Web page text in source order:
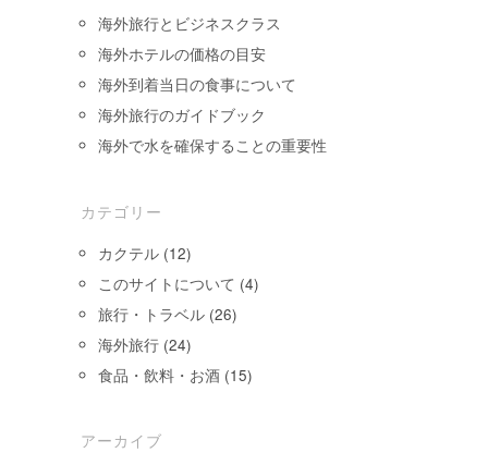
海外旅行とビジネスクラス
海外ホテルの価格の目安
海外到着当日の食事について
海外旅行のガイドブック
海外で水を確保することの重要性
カテゴリー
カクテル (12)
このサイトについて (4)
旅行・トラベル (26)
海外旅行 (24)
食品・飲料・お酒 (15)
アーカイブ